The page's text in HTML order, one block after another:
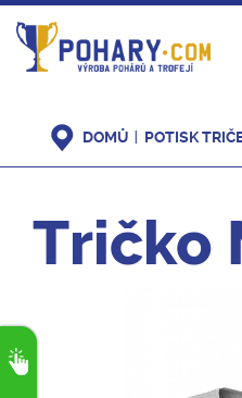
DOMŮ POTISK
Tričko